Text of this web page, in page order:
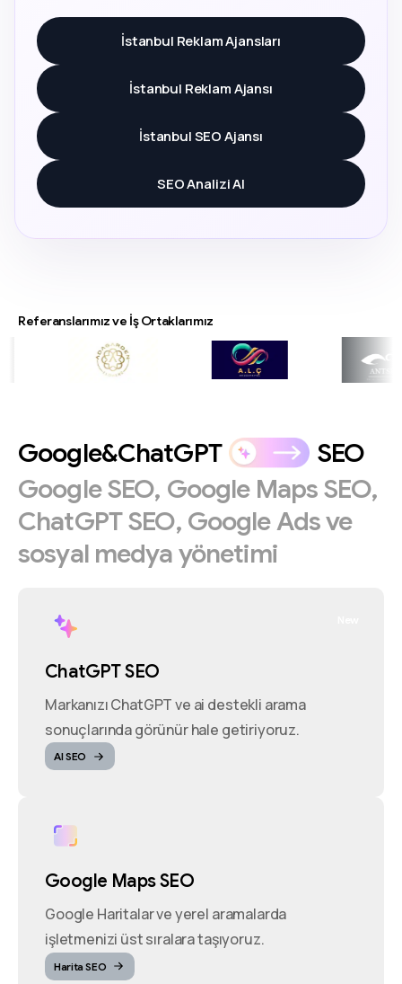
İstanbul Reklam Ajansları
İstanbul Reklam Ajansı
İstanbul SEO Ajansı
SEO Analizi Al
Referanslarımız ve İş Ortaklarımız
Google&ChatGPT
SEO
GoogleSEO, Google MapsSEO,
ChatGPTSEO, GoogleAdsve
sosyal medyayönetimi
ChatGPT SEO
Markanızı ChatGPT ve ai destekli arama
sonuçlarında görünür hale getiriyoruz.
AI SEO
Google Maps SEO
Google Haritalar ve yerel aramalarda
işletmenizi üst sıralara taşıyoruz.
Harita SEO